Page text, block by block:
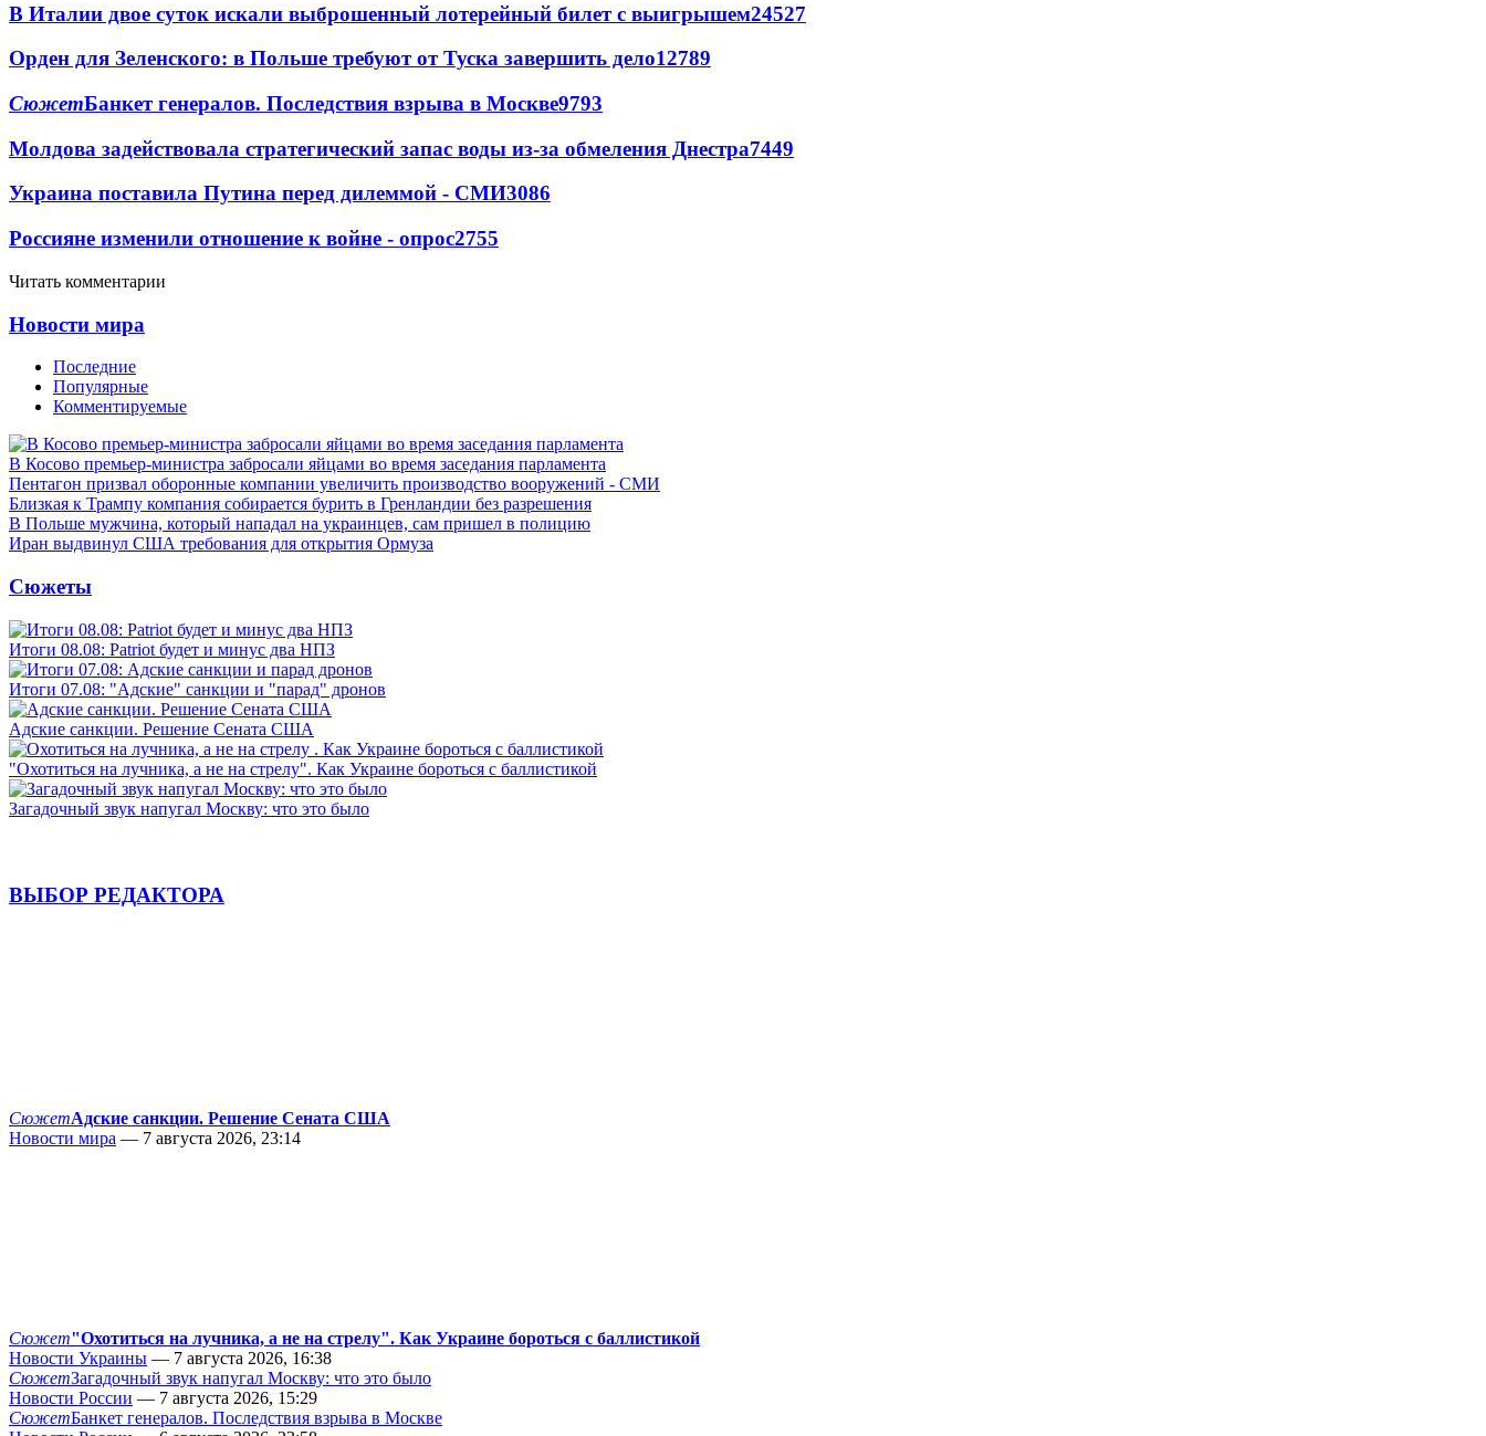
В Италии двое суток искали выброшенный лотерейный билет с выигрышем24527
Орден для Зеленского: в Польше требуют от Туска завершить дело12789
СюжетБанкет генералов. Последствия взрыва в Москве9793
Молдова задействовала стратегический запас воды из-за обмеления Днестра7449
Украина поставила Путина перед дилеммой - СМИ3086
Россияне изменили отношение к войне - опрос2755
Читать комментарии
Новости мира
Последние
Популярные
Комментируемые
В Косово премьер-министра забросали яйцами во время заседания парламента
Пентагон призвал оборонные компании увеличить производство вооружений - СМИ
Близкая к Трампу компания собирается бурить в Гренландии без разрешения
В Польше мужчина, который нападал на украинцев, сам пришел в полицию
Иран выдвинул США требования для открытия Ормуза
Сюжеты
Итоги 08.08: Patriot будет и минус два НПЗ
Итоги 07.08: "Адские" санкции и "парад" дронов
Адские санкции. Решение Сената США
"Охотиться на лучника, а не на стрелу". Как Украине бороться с баллистикой
Загадочный звук напугал Москву: что это было
ВЫБОР РЕДАКТОРА
СюжетАдские санкции. Решение Сената США
Новости мира — 7 августа 2026, 23:14
Сюжет"Охотиться на лучника, а не на стрелу". Как Украине бороться с баллистикой
Новости Украины — 7 августа 2026, 16:38
СюжетЗагадочный звук напугал Москву: что это было
Новости России — 7 августа 2026, 15:29
СюжетБанкет генералов. Последствия взрыва в Москве